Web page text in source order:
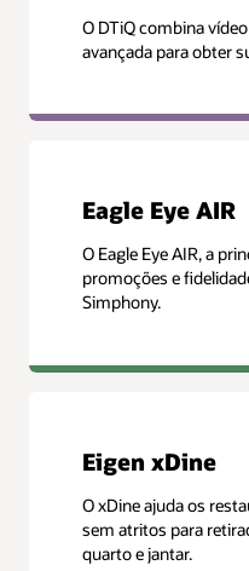
O DTiQ combina
avançada para obter
Eagle Eye AIR
O Eagle Eye AIR, a
promoções e
Simphony.
Eigen xDine
O xDine ajuda os
sem atritos para
quarto e jantar.